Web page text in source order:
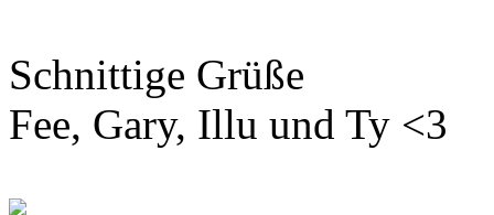
Schnittige Grüße
Fee, Gary, Illu und Ty <3